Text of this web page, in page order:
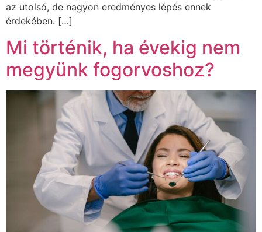
az utolsó, de nagyon eredményes lépés ennek
érdekében. […]
Mi történik, ha évekig nem
megyünk fogorvoshoz?